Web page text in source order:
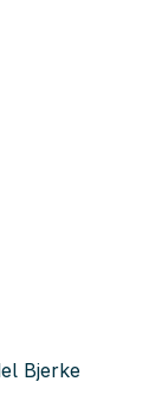
Bjerke